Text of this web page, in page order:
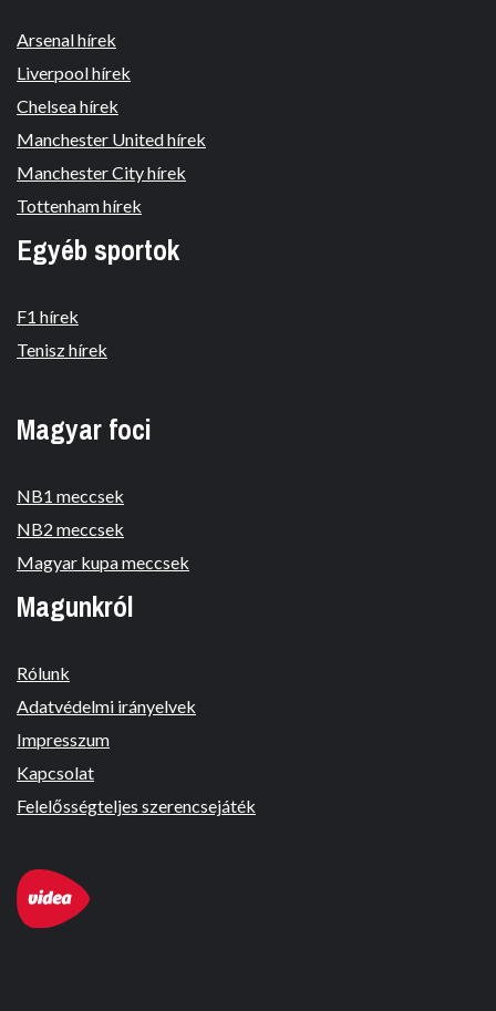
Arsenal hírek
Liverpool hírek
Chelsea hírek
Manchester United hírek
Manchester City hírek
Tottenham hírek
Egyéb sportok
F1 hírek
Tenisz hírek
Magyar foci
NB1 meccsek
NB2 meccsek
Magyar kupa meccsek
Magunkról
Rólunk
Adatvédelmi irányelvek
Impresszum
Kapcsolat
Felelősségteljes szerencsejáték